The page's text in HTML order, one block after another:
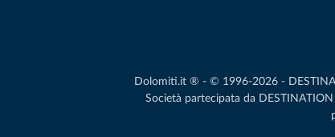
Dolomiti.it ® - © 1996-2026 -
Società partecipata da